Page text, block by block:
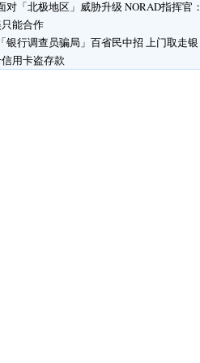
对「北极地区」威胁升级 NORAD指挥官：
能合作
银行调查员骗局」百省民中招 上门取走银
用卡盗存款